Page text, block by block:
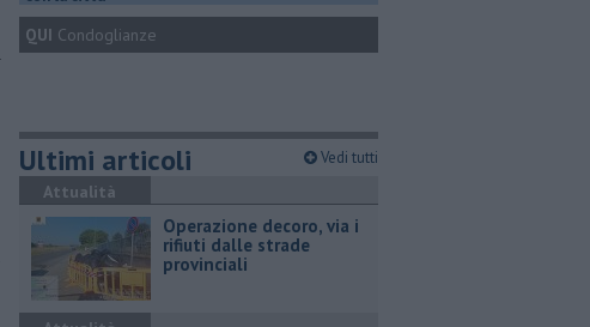
QUI Condoglianze
Ultimi articoli Vedi tutti
Attualità
Operazione decoro, via i
rifiuti dalle strade
provinciali